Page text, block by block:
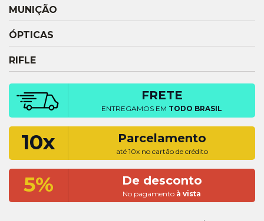
MUNIÇÃO
ÓPTICAS
RIFLE
FRETE
ENTREGAMOS EM TODO BRASIL
10x Parcelamento
até 10x no cartão de crédito
5% De desconto
No pagamento à vista